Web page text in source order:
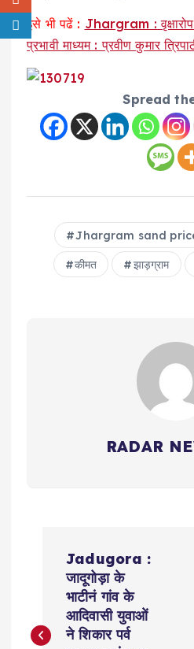
इसे भी पढें : Jhargram :
प्रभावी माध्यम : प्रवीण कुमार
Spread
Jhargram sand
कीमत झाड़ग्राम
RADAR
s
Jadugora :
जादूगोड़ा के
भाटीनं गांव के
आदिवासी युवाओं
ने शिकार पर्व